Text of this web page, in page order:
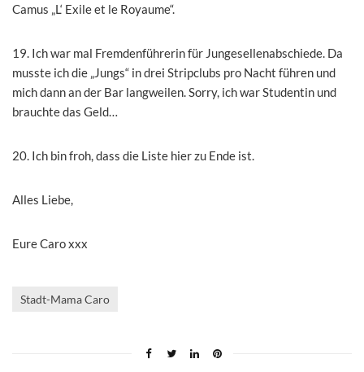
Camus „L‘ Exile et le Royaume“.
19. Ich war mal Fremdenführerin für Jungesellenabschiede. Da
musste ich die „Jungs“ in drei Stripclubs pro Nacht führen und
mich dann an der Bar langweilen. Sorry, ich war Studentin und
brauchte das Geld…
20. Ich bin froh, dass die Liste hier zu Ende ist.
Alles Liebe,
Eure Caro xxx
Stadt-Mama Caro